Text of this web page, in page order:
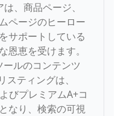
、商品ページ、
ページのヒーロー
サポートしている
恩恵を受けます。
ルのコンテンツ
ティングは、
びプレミアムA+コ
なり、検索の可視